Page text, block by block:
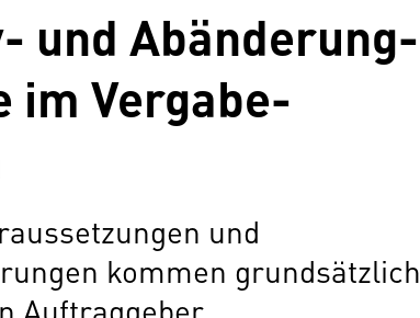
und Abänderung­
im Vergabe­­
und
kommen grundsätzlich